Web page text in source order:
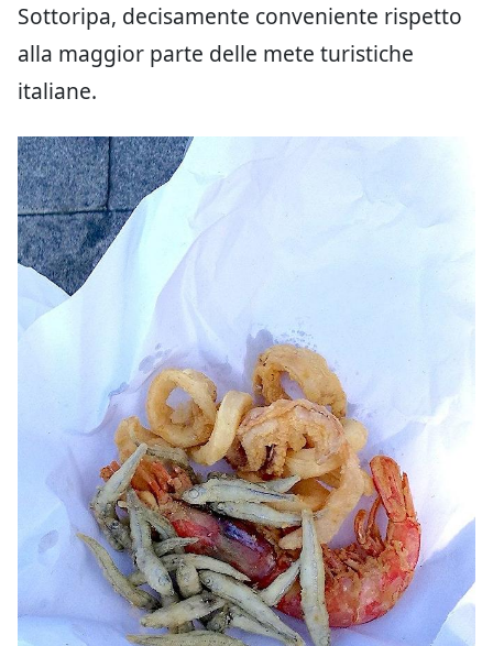
Sottoripa, decisamente conveniente rispetto
alla maggior parte delle mete turistiche
italiane.